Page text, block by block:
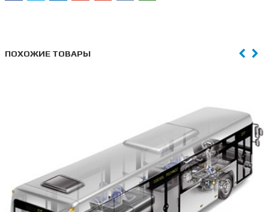
ПОХОЖИЕ ТОВАРЫ